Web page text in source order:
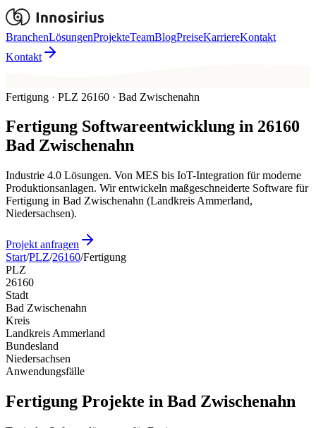
BranchenLösungenProjekteTeamBlogPreiseKarriereKontakt
Kontakt
Fertigung · PLZ 26160 · Bad Zwischenahn
Fertigung Softwareentwicklung in 26160
Bad Zwischenahn
Industrie 4.0 Lösungen. Von MES bis IoT-Integration für moderne
Produktionsanlagen. Wir entwickeln maßgeschneiderte Software für
Fertigung in Bad Zwischenahn (Landkreis Ammerland,
Niedersachsen).
Projekt anfragen
Start/PLZ/26160/Fertigung
PLZ
26160
Stadt
Bad Zwischenahn
Kreis
Landkreis Ammerland
Bundesland
Niedersachsen
Anwendungsfälle
Fertigung Projekte in Bad Zwischenahn